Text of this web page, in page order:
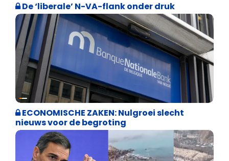
De ‘liberale’ N-VA-flank onder druk
Binnenland politiek
ECONOMISCHE ZAKEN: Nulgroei slecht
nieuws voor de begroting